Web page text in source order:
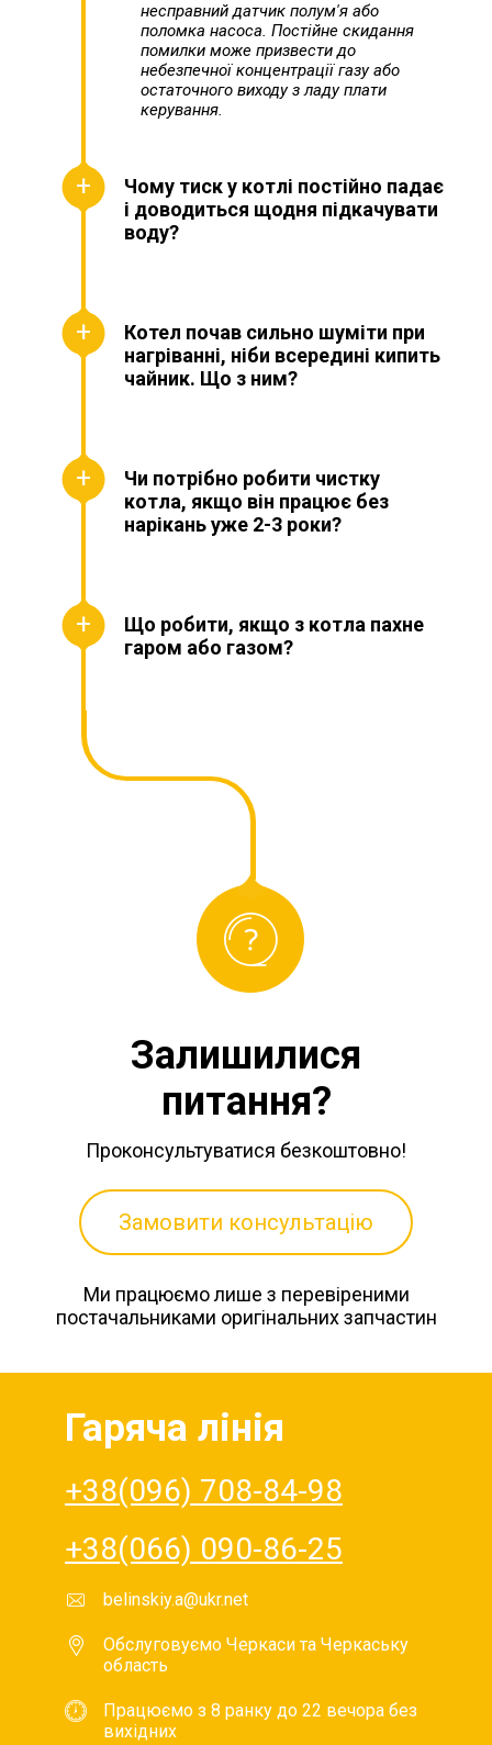
несправний датчик полум'я або
поломка насоса. Постійне скидання
помилки може призвести до
небезпечної концентрації газу або
остаточного виходу з ладу плати
керування.
Чому тиск у котлі постійно падає
і доводиться щодня підкачувати
воду?
Котел почав сильно шуміти при
нагріванні, ніби всередині кипить
чайник. Що з ним?
Чи потрібно робити чистку
котла, якщо він працює без
нарікань уже 2-3 роки?
Що робити, якщо з котла пахне
гаром або газом?
Залишилися
питання?
Проконсультуватися безкоштовно!
Ми працюємо лише з перевіреними
постачальниками оригінальних запчастин
Замовити консультацію
Гаряча лінія
+38(096) 708-84-98
+38(066) 090-86-25
belinskiy.a@ukr.net
Обслуговуємо Черкаси та Черкаську
область
Працюємо з 8 ранку до 22 вечора без
вихідних